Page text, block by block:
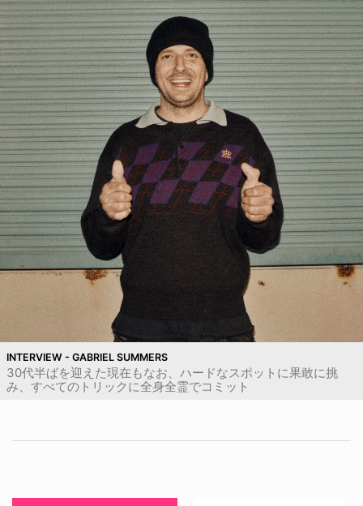
INTERVIEW - GABRIEL SUMMERS
30代半ばを迎えた現在もなお、ハードなスポットに果敢に挑
み、すべてのトリックに全身全霊でコミット